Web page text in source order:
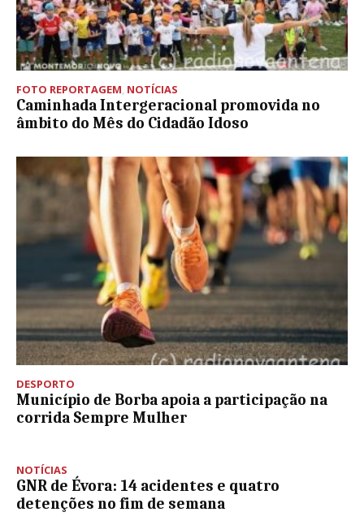
FOTO REPORTAGEM, NOTÍCIAS
Caminhada Intergeracional promovida no
âmbito do Mês do Cidadão Idoso
DESPORTO
Município de Borba apoia a participação na
corrida Sempre Mulher
NOTÍCIAS
GNR de Évora: 14 acidentes e quatro
detenções no fim de semana